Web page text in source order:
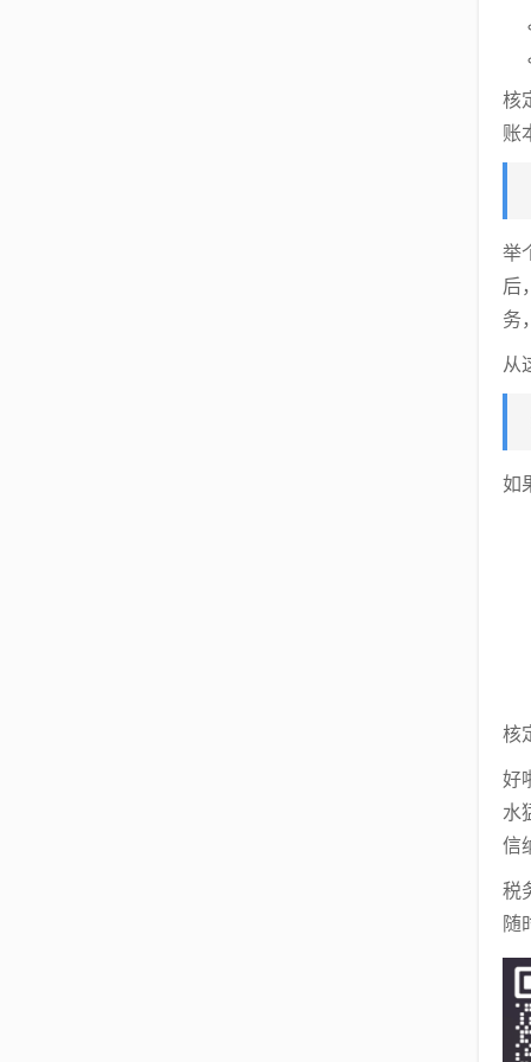
核
账
举
后
务
从
如
核
好
水
信
税
随